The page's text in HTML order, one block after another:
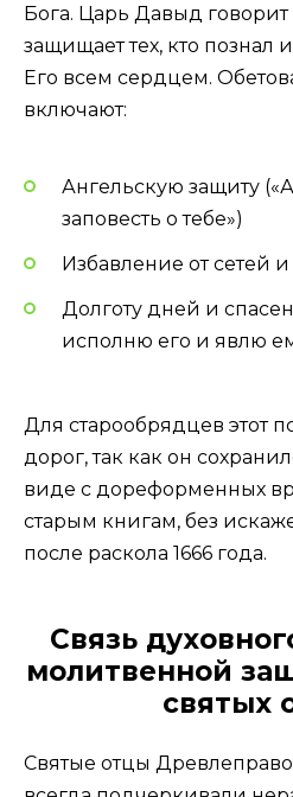
Бога. Царь Давыд говорит
защищает тех, кто познал
Его всем сердцем.
включают:
Ангельскую защиту
заповесть о тебе»)
Избавление от сетей
Долготу дней и
исполню его и явлю
Для старообрядцев этот
дорог, так как он
виде с дореформенных
старым книгам, без
после раскола 1666 года.
Связь
молитвенной
святых
Святые отцы